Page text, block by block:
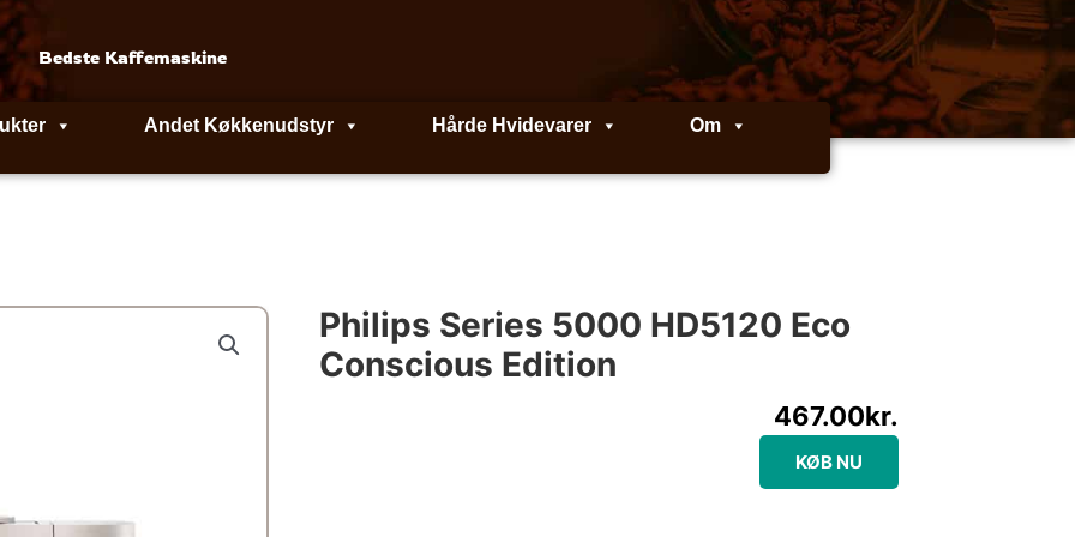
Bedste Kaffemaskine
Andet Køkkenudstyr Hårde Hvidevarer Om
Philips Series 5000 HD5120 Eco
Conscious Edition
467.00kr.
KØB NU